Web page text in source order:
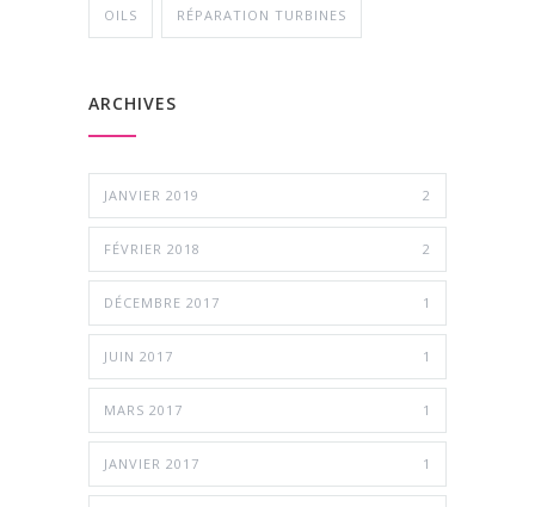
OILS RÉPARATION TURBINES
ARCHIVES
JANVIER 2019 2
FÉVRIER 2018 2
DÉCEMBRE 2017 1
JUIN 2017 1
MARS 2017 1
JANVIER 2017 1